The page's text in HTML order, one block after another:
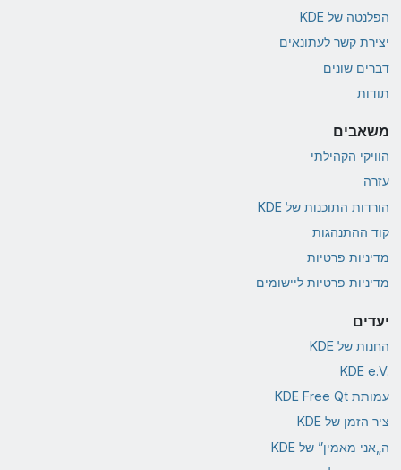
הפלנטה של KDE
יצירת קשר לעתונאים
דברים שונים
תודות
משאבים
הוויקי הקהילתי
עזרה
הורדות התוכנות של KDE
קוד ההתנהגות
מדיניות פרטיות
מדיניות פרטיות ליישומים
יעדים
החנות של KDE
KDE e.V.‎
עמותת KDE Free Qt
ציר הזמן של KDE
ה„אני מאמין” של KDE